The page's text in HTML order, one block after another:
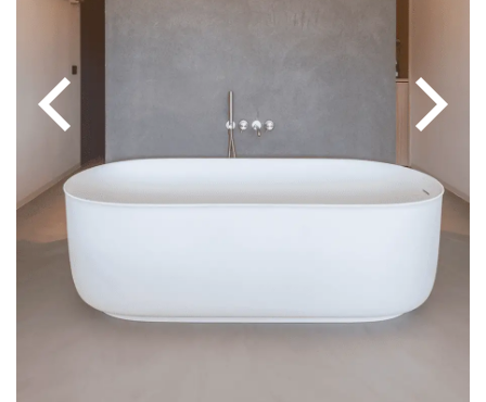
DEKORATIVNI EPOKSICEMENT